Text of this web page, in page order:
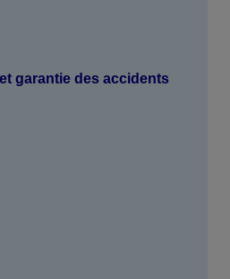
garantie des accidents